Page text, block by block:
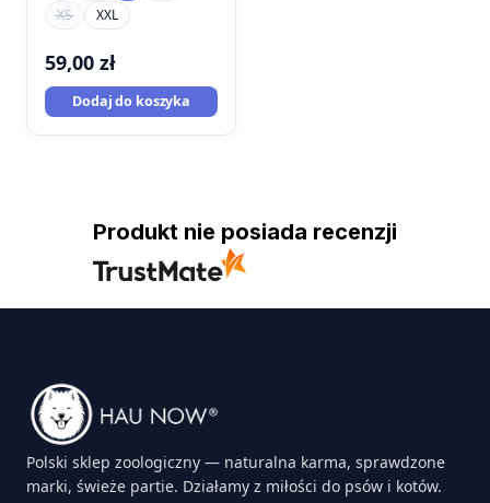
XS
XXL
59,00 zł
Dodaj do koszyka
Produkt nie posiada recenzji
Polski sklep zoologiczny — naturalna karma, sprawdzone
marki, świeże partie. Działamy z miłości do psów i kotów.